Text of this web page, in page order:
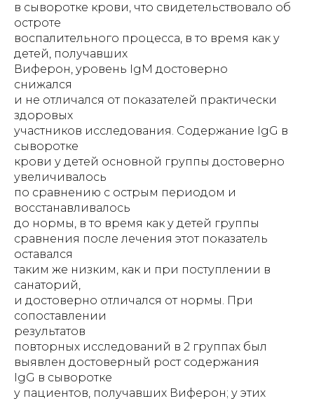
в сыворотке крови, что свидетельствовало об
остроте
воспалительного процесса, в то время как у
детей, получавших
Виферон, уровень IgM достоверно
снижался
и не отличался от показателей практически
здоровых
участников исследования. Содержание IgG в
сыворотке
крови у детей основной группы достоверно
увеличивалось
по сравнению с острым периодом и
восстанавливалось
до нормы, в то время как у детей группы
сравнения после лечения этот показатель
оставался
таким же низким, как и при поступлении в
санаторий,
и достоверно отличался от нормы. При
сопоставлении
результатов
повторных исследований в 2 группах был
выявлен достоверный рост содержания
IgG в сыворотке
у пациентов, получавших Виферон; у этих